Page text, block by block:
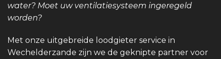
water? Moet uw ventilatiesysteem ingeregeld
worden?
Met onze uitgebreide loodgieter service in
Wechelderzande zijn we de geknipte partner voor